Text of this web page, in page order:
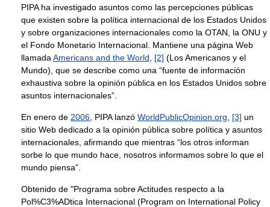
PIPA ha investigado asuntos como las percepciones públicas
que existen sobre la política internacional de los Estados Unidos
y sobre organizaciones internacionales como la OTAN, la ONU y
el Fondo Monetario Internacional. Mantiene una página Web
llamada Americans and the World [2] (Los Americanos y el
Mundo), que se describe como una “fuente de información
exhaustiva sobre la opinión pública en los Estados Unidos sobre
asuntos internacionales”.
En enero de 2006 , PIPA lanzó WorldPublicOpinion.org [3] un
sitio Web dedicado a la opinión pública sobre política y asuntos
internacionales, afirmando que mientras “los otros informan
sorbe lo que mundo hace, nosotros informamos sobre lo que el
mundo piensa”.
Obtenido de "Programa sobre Actitudes respecto a la
Pol%C3%ADtica Internacional (Program on International Policy